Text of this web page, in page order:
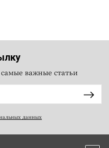
важные статьи
данных